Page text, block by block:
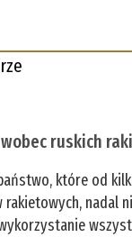
ruskich
które od
nadal